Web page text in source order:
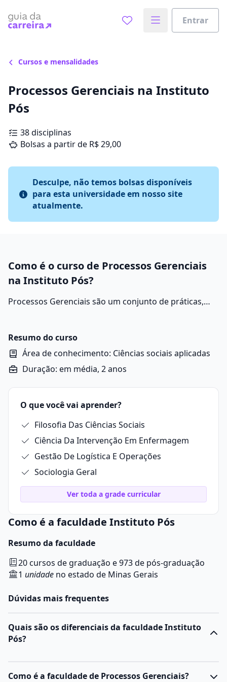
Entrar
Cursos e mensalidades
Processos Gerenciais na Instituto
Pós
38 disciplinas
Bolsas a partir de R$ 29,00
Desculpe, não temos bolsas disponíveis
para esta universidade em nosso site
atualmente.
Como é o curso de Processos Gerenciais
na Instituto Pós?
Processos Gerenciais são um conjunto de práticas,
dentro de uma empresa ou instituição, com o objetivo
de alcançar metas e resultados de forma eficiente.
Resumo do curso
Área de conhecimento: Ciências sociais aplicadas
Duração: em média, 2 anos
O que você vai aprender?
Filosofia Das Ciências Sociais
Ciência Da Intervenção Em Enfermagem
Gestão De Logística E Operações
Sociologia Geral
Ver toda a grade curricular
Como é a faculdade Instituto Pós
Resumo da faculdade
20 cursos de graduação e 973 de pós-graduação
1 unidade no estado de Minas Gerais
Dúvidas mais frequentes
Quais são os diferenciais da faculdade Instituto
Pós?
Como é a faculdade de Processos Gerenciais?